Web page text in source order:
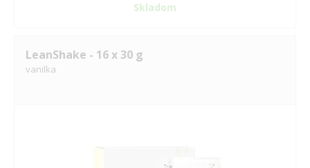
Skladom
LeanShake - 16 x 30 g
vanilka